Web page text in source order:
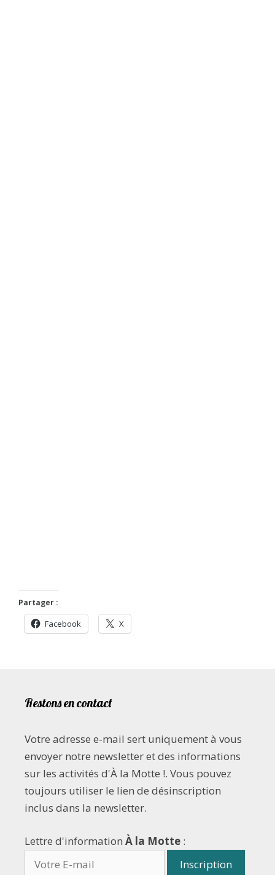
Partager :
Facebook X
Restons en contact
Votre adresse e-mail sert uniquement à vous
envoyer notre newsletter et des informations
sur les activités d'À la Motte !. Vous pouvez
toujours utiliser le lien de désinscription
inclus dans la newsletter.
Lettre d'information À la Motte :